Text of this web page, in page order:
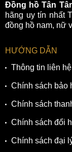
Đồng hồ Tân
hãng uy tín nhất
đồng hồ nam, nữ
HƯỚNG DẪN
Thông tin liên hệ
Chính sách bảo
Chính sách
Chính sách đổi
Chính sách đại